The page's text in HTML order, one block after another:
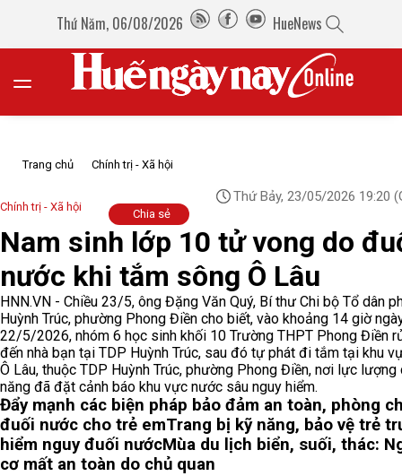
Thứ Năm, 06/08/2026 HueNews
Trang chủ Chính trị - Xã hội
Chính trị - Xã hội
Thứ Bảy, 23/05/2026 19:20
Chia sẻ
Nam sinh lớp 10 tử vong do
nước khi tắm sông Ô Lâu
HNN.VN - Chiều 23/5, ông Đặng Văn Quý, Bí thư Chi bộ Tổ dân
Huỳnh Trúc, phường Phong Điền cho biết, vào khoảng 14 giờ
22/5/2026, nhóm 6 học sinh khối 10 Trường THPT Phong Điền
đến nhà bạn tại TDP Huỳnh Trúc, sau đó tự phát đi tắm tại khu
Ô Lâu, thuộc TDP Huỳnh Trúc, phường Phong Điền, nơi lực lượng
năng đã đặt cảnh báo khu vực nước sâu nguy hiểm.
Đẩy mạnh các biện pháp bảo đảm an toàn, phòng
đuối nước cho trẻ emTrang bị kỹ năng, bảo vệ trẻ
hiểm nguy đuối nướcMùa du lịch biển, suối, thác:
cơ mất an toàn do chủ quan